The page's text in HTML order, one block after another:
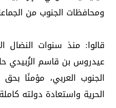
ومحافظات الجنوب من
قالوا: منذ سنوات النضال
عيدروس بن قاسم الزُبيدي
الجنوب العربي، مؤمنًا
الحرية واستعادة دولته